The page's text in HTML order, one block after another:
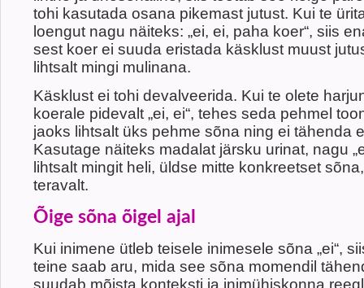
tohi kasutada osana pikemast jutust. Kui te
loengut nagu näiteks: „ei, ei, paha koer“, siis
sest koer ei suuda eristada käsklust muust
lihtsalt mingi mulinana.
Käsklust ei tohi devalveerida. Kui te olete
koerale pidevalt „ei, ei“, tehes seda pehmel
jaoks lihtsalt üks pehme sõna ning ei tähenda
Kasutage näiteks madalat järsku urinat, nagu
lihtsalt mingit heli, üldse mitte konkreetset
teravalt.
Õige sõna õigel ajal
Kui inimene ütleb teisele inimesele sõna „ei“,
teine saab aru, mida see sõna momendil
suudab mõista konteksti ja inimühiskonna